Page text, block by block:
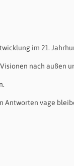
im 21.
nach außen
Antworten vage